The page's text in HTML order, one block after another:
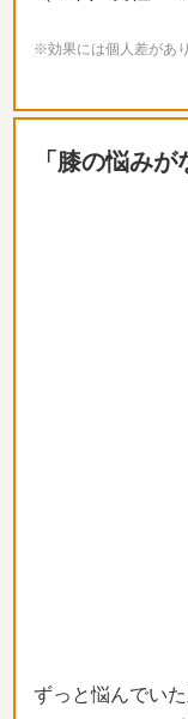
※効果には個人差があ
「膝の悩みが
ずっと悩んでい